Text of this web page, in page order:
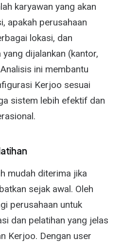
karyawan yang akan
apakah perusahaan
lokasi, dan
dijalankan (kantor,
ini membantu
Kerjoo sesuai
sistem lebih efektif dan
mudah diterima jika
sejak awal. Oleh
perusahaan untuk
dan pelatihan yang jelas
Kerjoo. Dengan user